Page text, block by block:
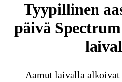
Tyypillinen
päivä
Aamut laivalla